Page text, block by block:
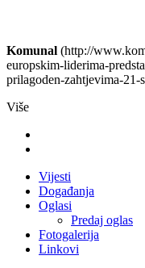
Komunal (http://
europskim-liderima-
prilagoden-zahtjevima-21-
Više
Vijesti
Događanja
Oglasi
Predaj oglas
Fotogalerija
Linkovi